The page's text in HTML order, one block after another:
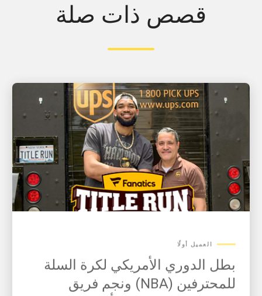
قصص ذات صلة
بطل الدوري الأمريكي لكرة السلة
للمحترفين (NBA) ونجم فريق